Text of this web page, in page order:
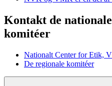
Kontakt de
komitéer
Nationalt Center for Etik,
De regionale komitéer